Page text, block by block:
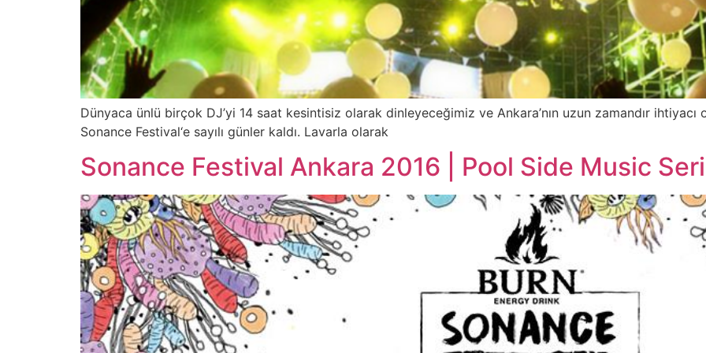
Dünyaca ünlü birçok DJ’yi 14 saat kesintisiz olarak dinleyeceğimiz ve Ankara’nın uzun zamandır ihtiyacı
Sonance Festival‘e sayılı günler kaldı. Lavarla olarak
Sonance Festival Ankara 2016 | Pool Side Music